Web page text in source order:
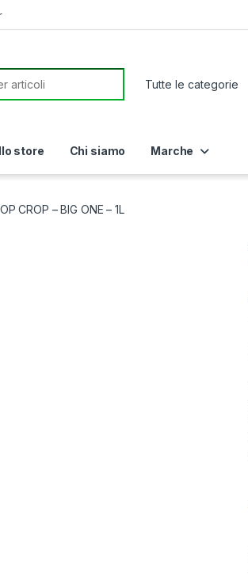
store Chi siamo Marche
CROP – BIG ONE – 1L